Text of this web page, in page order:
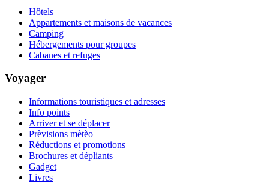
Hôtels
Appartements et maisons de vacances
Camping
Hébergements pour groupes
Cabanes et refuges
Voyager
Informations touristiques et adresses
Info points
Arriver et se déplacer
Prèvisions mètèo
Réductions et promotions
Brochures et dépliants
Gadget
Livres